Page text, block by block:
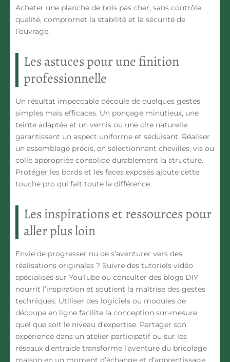
Acheter une planche de bois pas cher, sans contrôle
qualité, compromet la stabilité et la sécurité de
l’ouvrage.
Les astuces pour une finition
professionnelle
Un résultat impeccable découle de quelques gestes
simples mais efficaces. Un ponçage minutieux, une
teinte adaptée et un vernis ou une cire naturelle
garantissent un aspect uniforme et séduisant. Réaliser
un assemblage précis, en sélectionnant chevilles, vis ou
colle appropriée consolide durablement la structure.
Protéger les bords et les faces exposés ajoute cette
touche pro qui fait toute la différence.
Les inspirations et ressources pour
aller plus loin
Envie de progresser ou de s’aventurer vers des
réalisations originales ? Suivre des tutoriels vidéo
spécialisés sur YouTube ou consulter des blogs DIY
nourrit l’inspiration et soutient la maîtrise des gestes
techniques. Utiliser des logiciels ou modules de
découpe en ligne facilite la conception sur-mesure,
quel que soit le niveau d’expertise. Partager son
expérience dans un atelier participatif ou sur les
réseaux d’entraide transforme l’aventure du bricolage
maison en un moment d’échange et d’apprentissage